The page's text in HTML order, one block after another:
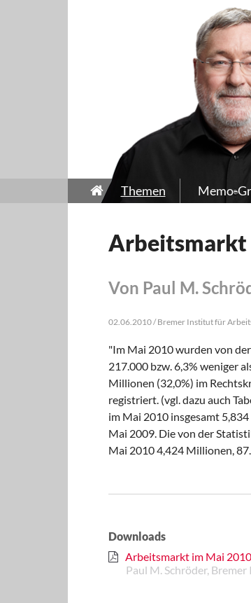
Themen Memo-
Arbeitsmarkt
Von Paul M.
02.06.2010 / Bremer Institut für
"Im Mai 2010 wurden von
217.000 bzw. 6,3% weniger
Millionen (32,0%) im
registriert. (vgl. dazu auch
im Mai 2010 insgesamt
Mai 2009. Die von der
Mai 2010 4,424 Millionen,
Downloads
Arbeitsmarkt im Mai
Paul M. Schröder,